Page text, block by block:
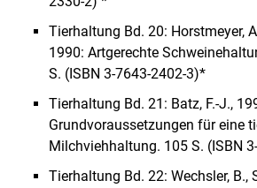
Tierhaltung Bd. 20: Horstmeyer,
1990: Artgerechte
S. (ISBN 3-7643-2402-3)*
Tierhaltung Bd. 21: Batz, F.-J.,
Grundvoraussetzungen für eine
Milchviehhaltung. 105 S. (ISBN
Tierhaltung Bd. 22: Wechsler, B.,